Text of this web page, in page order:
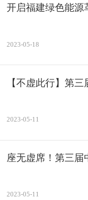
开启福建绿色能源
2023-05-18
【不虚此行】第
2023-05-11
座无虚席！第三
2023-05-11